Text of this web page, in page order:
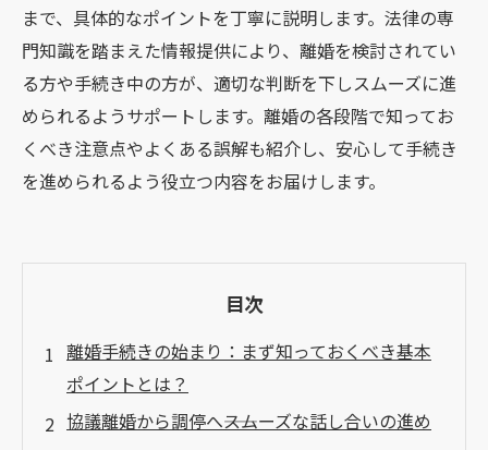
まで、具体的なポイントを丁寧に説明します。法律の専
門知識を踏まえた情報提供により、離婚を検討されてい
る方や手続き中の方が、適切な判断を下しスムーズに進
められるようサポートします。離婚の各段階で知ってお
くべき注意点やよくある誤解も紹介し、安心して手続き
を進められるよう役立つ内容をお届けします。
目次
離婚手続きの始まり：まず知っておくべき基本
ポイントとは？
協議離婚から調停へ――スムーズな話し合いの進め